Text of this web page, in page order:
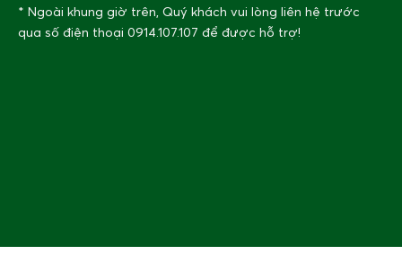
* Ngoài khung giờ trên, Quý khách vui lòng liên hệ trước
qua số điện thoại 0914.107.107 để được hỗ trợ!